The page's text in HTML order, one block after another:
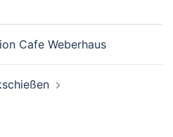
Cafe Weberhaus